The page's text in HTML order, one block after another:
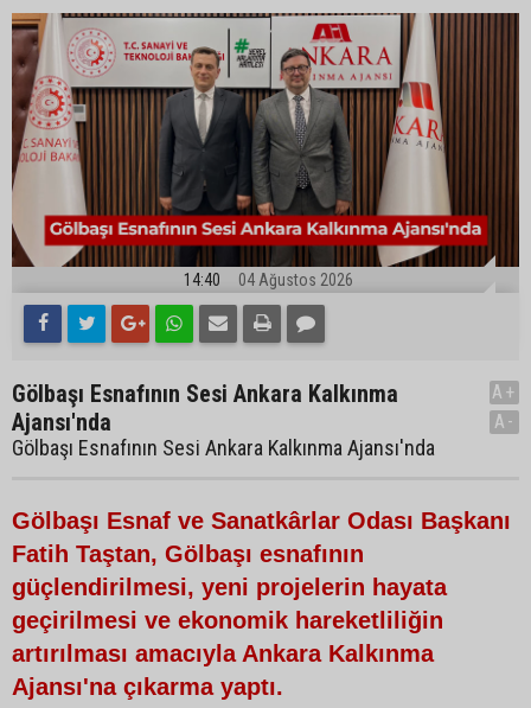
14:40 04 Ağustos 2026
Gölbaşı Esnafının Sesi Ankara Kalkınma
Ajansı'nda
Gölbaşı Esnafının Sesi Ankara Kalkınma Ajansı'nda
A+
A-
Gölbaşı Esnaf ve Sanatkârlar Odası Başkanı
Fatih Taştan, Gölbaşı esnafının
güçlendirilmesi, yeni projelerin hayata
geçirilmesi ve ekonomik hareketliliğin
artırılması amacıyla Ankara Kalkınma
Ajansı'na çıkarma yaptı.